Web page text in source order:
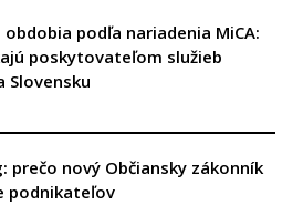
podľa nariadenia MiCA:
poskytovateľom služieb
Slovensku
nový Občiansky zákonník
podnikateľov